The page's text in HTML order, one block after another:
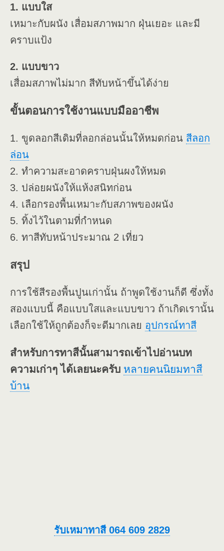
1. แบบใส
เหมาะกับผนัง เสื่อมสภาพมาก ฝุ่นเยอะ และมี
คราบแป้ง
2. แบบขาว
เสื่อมสภาพไม่มาก สีทับหน้าขึ้นได้ง่าย
ขั้นตอนการใช้งานแบบมืออาชีพ
1. ขูดลอกสีเดิมที่ลอกล่อนนั้นให้หมดก่อน สีลอก
ล่อน
2. ทำความสะอาดคราบฝุ่นผงให้หมด
3. ปล่อยผนังให้แห้งสนิทก่อน
4. เลือกรองพื้นเหมาะกับสภาพของผนัง
5. ทิ้งไว้ในตามที่กำหนด
6. ทาสีทับหน้าประมาณ 2 เที่ยว
สรุป
การใช้สีรองพื้นปูนเก่านั้น ถ้าพูดใช้งานก็ดี ซึ่งทั้ง
สองแบบนี้ คือแบบใสและแบบขาว ถ้าเกิดเรานั้น
เลือกใช้ให้ถูกต้องก็จะดีมากเลย อุปกรณ์ทาสี
สำหรับการทาสีนั้นสามารถเข้าไปอ่านบท
ความเก่าๆ ได้เลยนะครับ หลายคนนิยมทาสี
บ้าน
รับเหมาทาสี 064 609 2829